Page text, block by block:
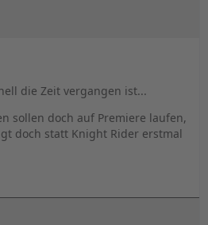
die Zeit vergangen ist...
sollen doch auf Premiere laufen,
doch statt Knight Rider erstmal